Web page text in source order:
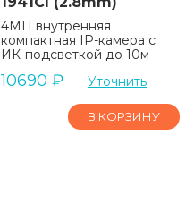
4МП внутренняя
компактная IP-камера c
ИК-подсветкой до 10м
10690 ₽ Уточнить
В КОРЗИНУ